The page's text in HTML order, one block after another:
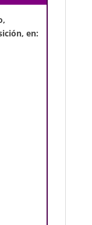
en: